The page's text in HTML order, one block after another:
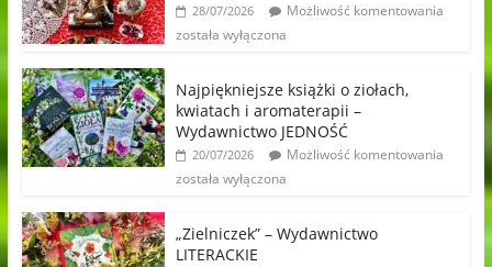
28/07/2026
Możliwość komentowania
została wyłączona
Najpiękniejsze książki o ziołach,
kwiatach i aromaterapii –
Wydawnictwo JEDNOŚĆ
20/07/2026
Możliwość komentowania
została wyłączona
„Zielniczek” – Wydawnictwo
LITERACKIE